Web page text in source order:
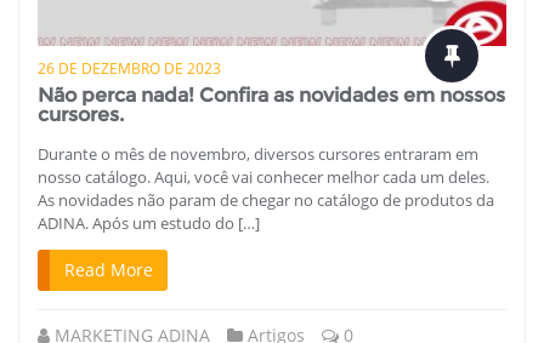
26 DE DEZEMBRO DE 2023
Não perca nada! Confira as novidades em nossos
cursores.
Durante o mês de novembro, diversos cursores entraram em
nosso catálogo. Aqui, você vai conhecer melhor cada um deles.
As novidades não param de chegar no catálogo de produtos da
ADINA. Após um estudo do […]
Read More
MARKETING ADINA Artigos 0